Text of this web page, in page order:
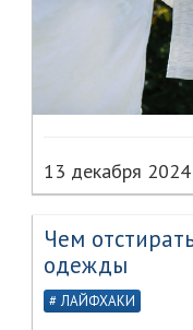
13 декабря 2024
Чем
одежды
ЛАЙФХАКИ